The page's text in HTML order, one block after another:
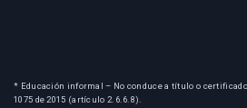
* Educación informal – No conduce a título o
1075 de 2015 (artículo 2.6.6.8).